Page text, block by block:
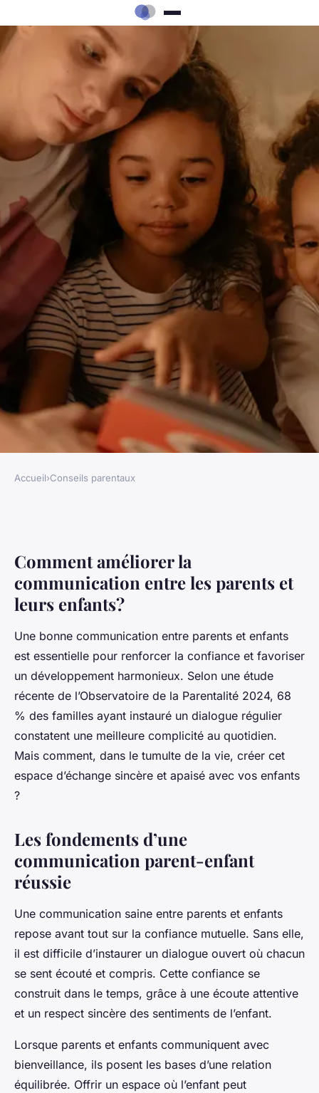
CONSEILS PARENTAUX
enfant?
Charles• 9 janvier 2026
Accueil›Conseils parentaux
Comment améliorer la
communication entre les parents et
leurs enfants?
Une bonne communication entre parents et enfants
est essentielle pour renforcer la confiance et favoriser
un développement harmonieux. Selon une étude
récente de l’Observatoire de la Parentalité 2024, 68
% des familles ayant instauré un dialogue régulier
constatent une meilleure complicité au quotidien.
Mais comment, dans le tumulte de la vie, créer cet
espace d’échange sincère et apaisé avec vos enfants
?
Les fondements d’une
communication parent-enfant
réussie
Une communication saine entre parents et enfants
repose avant tout sur la confiance mutuelle. Sans elle,
il est difficile d’instaurer un dialogue ouvert où chacun
se sent écouté et compris. Cette confiance se
construit dans le temps, grâce à une écoute attentive
et un respect sincère des sentiments de l’enfant.
Lorsque parents et enfants communiquent avec
bienveillance, ils posent les bases d’une relation
équilibrée. Offrir un espace où l’enfant peut